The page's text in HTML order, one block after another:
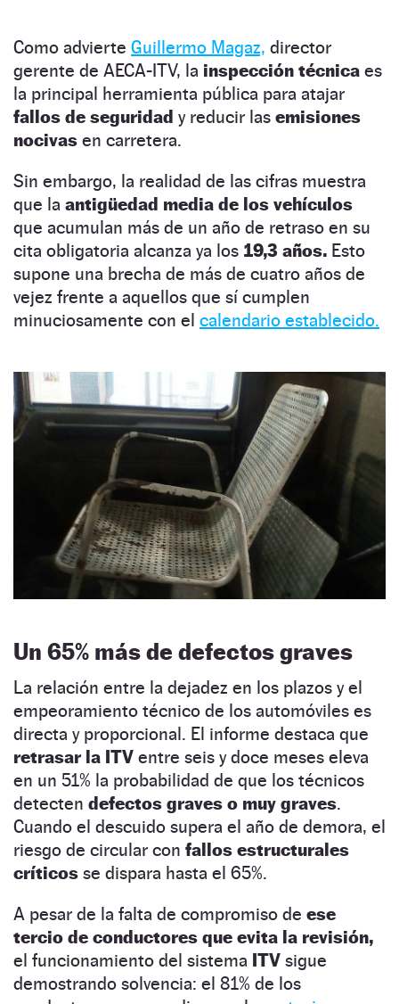
Como advierte Guillermo Magaz, director
gerente de AECA-ITV, la inspección técnica es
la principal herramienta pública para atajar
fallos de seguridad y reducir las emisiones
nocivas en carretera.
Sin embargo, la realidad de las cifras muestra
que la antigüedad media de los vehículos
que acumulan más de un año de retraso en su
cita obligatoria alcanza ya los 19,3 años. Esto
supone una brecha de más de cuatro años de
vejez frente a aquellos que sí cumplen
minuciosamente con el calendario establecido.
Un 65% más de defectos graves
La relación entre la dejadez en los plazos y el
empeoramiento técnico de los automóviles es
directa y proporcional. El informe destaca que
retrasar la ITV entre seis y doce meses eleva
en un 51% la probabilidad de que los técnicos
detecten defectos graves o muy graves.
Cuando el descuido supera el año de demora, el
riesgo de circular con fallos estructurales
críticos se dispara hasta el 65%.
A pesar de la falta de compromiso de ese
tercio de conductores que evita la revisión,
el funcionamiento del sistema ITV sigue
demostrando solvencia: el 81% de los